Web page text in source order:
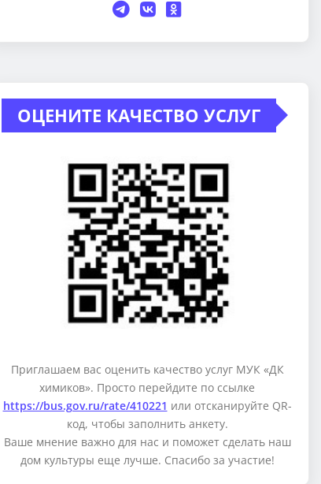
ОЦЕНИТЕ КАЧЕСТВО УСЛУГ
Приглашаем вас оценить качество услуг МУК «ДК
химиков». Просто перейдите по ссылке
https://bus.gov.ru/rate/410221 или отсканируйте QR-
код, чтобы заполнить анкету.
Ваше мнение важно для нас и поможет сделать наш
дом культуры еще лучше. Спасибо за участие!